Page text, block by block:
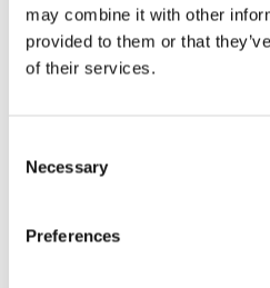
may combine it with other
provided to them or that
of their services.
Selection
Necessary
Preferences
addirittura di rimanere
Tecnologia, continuità e
necessariamente
intelligente tra
tecnologie cloud-based, il